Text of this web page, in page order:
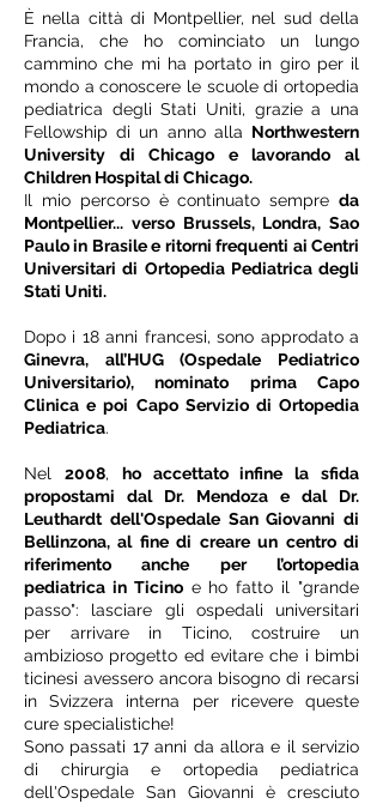
È nella città di Montpellier, nel sud della
Francia, che ho cominciato un lungo
cammino che mi ha portato in giro per il
mondo a conoscere le scuole di ortopedia
pediatrica degli Stati Uniti, grazie a una
Fellowship di un anno alla Northwestern
University di Chicago e lavorando al
Children Hospital di Chicago.
Il
mio percorso è continuato sempre da
Montpellier... verso Brussels, Londra, Sao
Paulo in Brasile e ritorni frequenti ai Centri
Universitari di Ortopedia Pediatrica degli
Stati Uniti.
Dopo i 18 anni francesi, sono approdato a
Ginevra, all’HUG (Ospedale Pediatrico
Universitario), nominato prima Capo
Clinica e poi Capo Servizio di Ortopedia
Pediatrica.
Nel 2008, ho accettato infine la sfida
propostami dal Dr. Mendoza e dal Dr.
Leuthardt dell'Ospedale San Giovanni di
Bellinzona, al fine di creare un centro di
riferimento anche per l’ortopedia
pediatrica in Ticinoe ho fatto il "grande
passo": lasciare gli ospedali universitari
per arrivare in Ticino, costruire un
ambizioso progetto ed evitare che i bimbi
ticinesi avessero ancora bisogno di recarsi
in Svizzera interna per ricevere queste
cure specialistiche!
Sono passati 17 anni da allora e il servizio
di chirurgia e ortopedia pediatrica
dell'Ospedale San Giovanni è cresciuto